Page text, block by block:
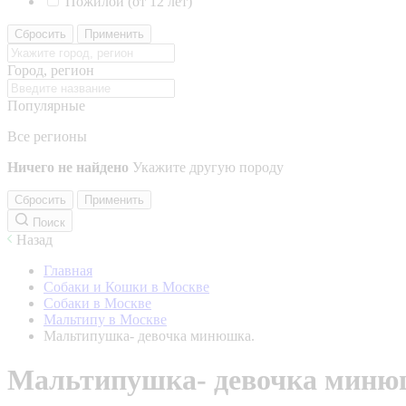
Сбросить Применить
Город, регион
Популярные
Все регионы
Ничего не найдено Укажите другую породу
Сбросить
Применить
Поиск
Назад
Главная
Собаки и Кошки в Москве
Собаки в Москве
Мальтипу в Москве
Мальтипушка- девочка минюшка.
Мальтипушка- девочка